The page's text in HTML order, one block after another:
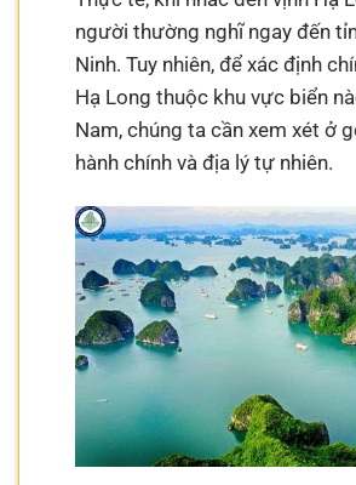
người thường nghĩ ngay đến
Ninh. Tuy nhiên, để xác định
Hạ Long thuộc khu vực biển
Nam, chúng ta cần xem xét ở
hành chính và địa lý tự nhiên.